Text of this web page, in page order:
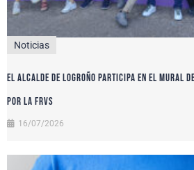
Noticias
El alcalde de Logroño participa en el Mural
por la FRVS
16/07/2026